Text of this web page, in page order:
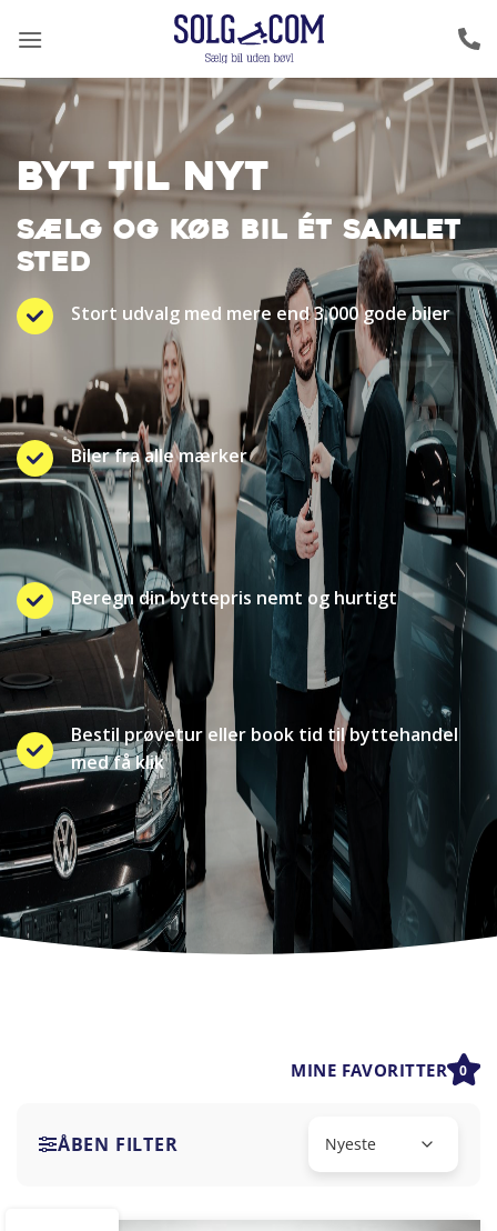
BYT TIL NYT
SÆLG OG KØB BIL ÉT SAMLET
STED
Stort udvalg med mere end 3.000 gode biler
Biler fra alle mærker
Beregn din byttepris nemt og hurtigt
Bestil prøvetur eller book tid til byttehandel
med få klik
MINE FAVORITTER 0
ÅBEN FILTER